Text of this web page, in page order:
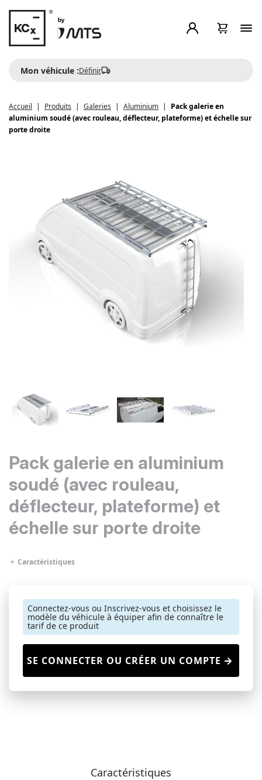
Mon véhicule :Définir
Accueil Produits Galeries Aluminium
Pack galerie en
aluminium soudé (avec rouleau, déflecteur, plateforme) et échelle sur
porte droite
Pack galerie en aluminium
soudé (avec rouleau,
déflecteur, plateforme) et
échelle sur porte droite
Caractéristiques
Connectez-vous ou Inscrivez-vous et choisissez le
modèle du véhicule à équiper afin de connaître le
tarif de ce produit
SE CONNECTER OU CRÉER UN COMPTE
Caractéristiques